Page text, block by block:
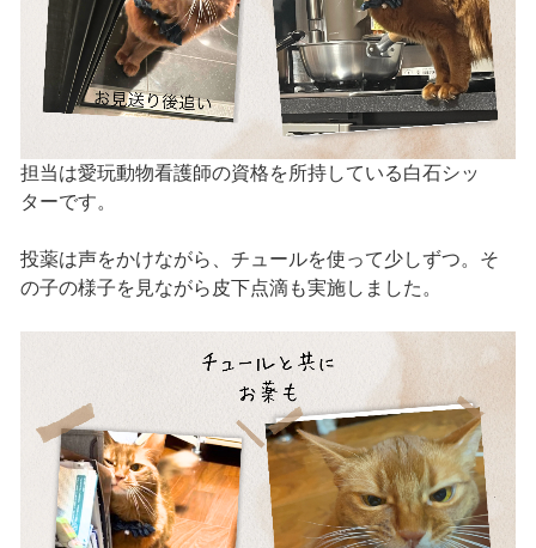
担当は愛玩動物看護師の資格を所持している白石シッ
ターです。
投薬は声をかけながら、チュールを使って少しずつ。そ
の子の様子を見ながら皮下点滴も実施しました。